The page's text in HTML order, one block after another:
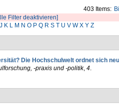
403 Items:
Filter deaktivieren]
J K L M N O P Q R S T U V W X Y Z
Die Hochschulwelt ordnet sich neu
-praxis und -politik, 4.